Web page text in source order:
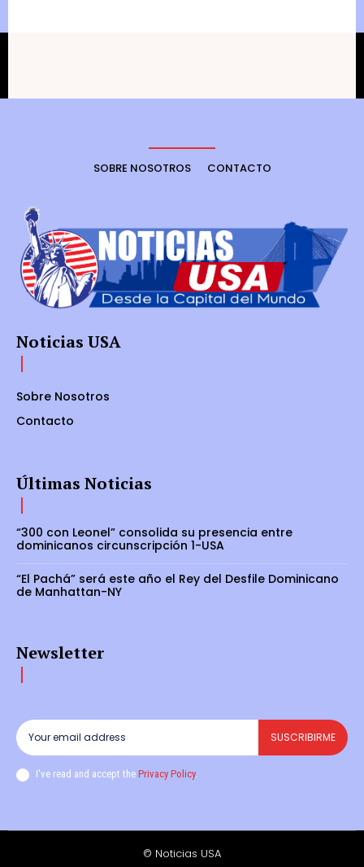
SOBRE NOSOTROS CONTACTO
Noticias USA
Sobre Nosotros
Contacto
Últimas Noticias
“300 con Leonel” consolida su presencia entre
dominicanos circunscripción 1-USA
“El Pachá” será este año el Rey del Desfile Dominicano
de Manhattan-NY
Newsletter
SUSCRIBIRME
I've read and accept the Privacy Policy.
© Noticias USA